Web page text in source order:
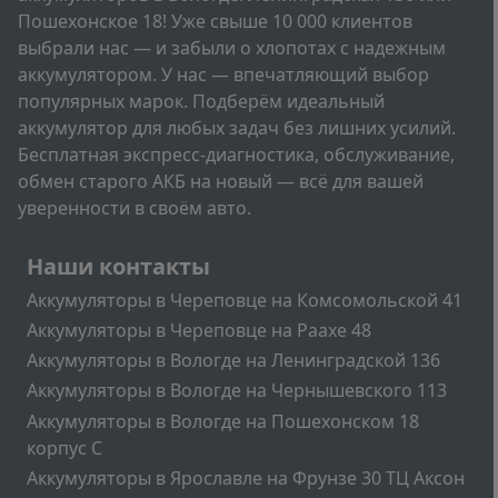
Пошехонское 18! Уже свыше 10 000 клиентов
выбрали нас — и забыли о хлопотах с надежным
аккумулятором. У нас — впечатляющий выбор
популярных марок. Подберём идеальный
аккумулятор для любых задач без лишних усилий.
Бесплатная экспресс-диагностика, обслуживание,
обмен старого АКБ на новый — всё для вашей
уверенности в своём авто.
Наши контакты
Аккумуляторы в Череповце на Комсомольской 41
Аккумуляторы в Череповце на Раахе 48
Аккумуляторы в Вологде на Ленинградской 136
Аккумуляторы в Вологде на Чернышевского 113
Аккумуляторы в Вологде на Пошехонском 18
корпус C
Аккумуляторы в Ярославле на Фрунзе 30 ТЦ Аксон